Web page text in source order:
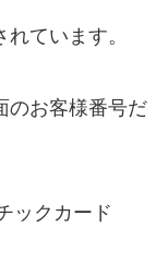
ています。
のお客様番号だ
ックカード